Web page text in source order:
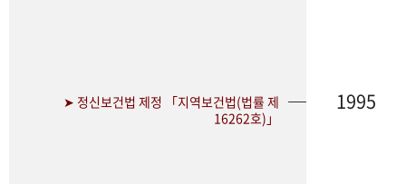
➤ 정신보건법 제정 「지역보건법(법률 제
16262호)」
1995